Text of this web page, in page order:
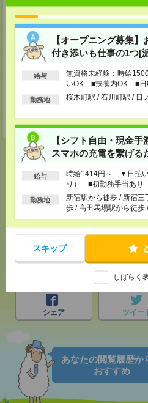
【オープニング募集
付き添いも仕事の1つ[
給与
無資格未経験：時給
いOK ■扶養内OK ■日
以上
勤務地 桜木町駅 / 石川町駅 / 日
【シフト自由・現金
スマホの充電を繋げる
給与
時給1414円～ ▼日払い
り） ■初勤務手当あり
る
勤務地
新宿駅から徒歩 / 新宿三
歩 / 高田馬場駅から徒歩
スキップ
しばらく
〒320-0811 栃木県宇都宮市大通り1-2-
TEL：0120-921-871
MAIL：worker@nissonet.co.jp
担当：採用担当者
受付可能日時：9:30-19:00 ※電話受付
高崎支社
埼玉県さいたま市大宮区仲町2-23-2 大
TEL：0120-921-871
MAIL：worker@nissonet.co.jp
受付可能日時：9:30-19:00 ※電話受付
応募ペ
気に
で送る
シェア ツイー
あなたの閲覧履歴か
おすすめ